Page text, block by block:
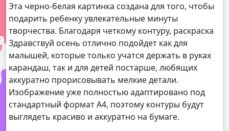
Эта черно-белая картинка создана для того, чтобы
подарить ребенку увлекательные минуты
творчества. Благодаря четкому контуру, раскраска
Здравствуй осень отлично подойдет как для
малышей, которые только учатся держать в руках
карандаш, так и для детей постарше, любящих
аккуратно прорисовывать мелкие детали.
Изображение уже полностью адаптировано под
стандартный формат А4, поэтому контуры будут
выглядеть красиво и аккуратно на бумаге.